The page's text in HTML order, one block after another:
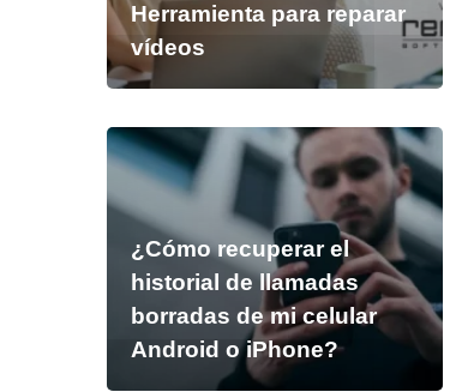
Herramienta para reparar
vídeos
¿Cómo recuperar el
historial de llamadas
borradas de mi celular
Android o iPhone?